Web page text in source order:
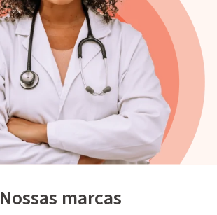
Nossas marcas